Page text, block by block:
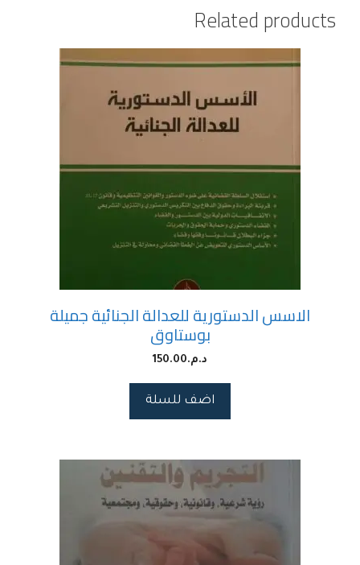
Related products
الاسس الدستورية للعدالة الجنائية جميلة
بوستاوق
د.م.150.00
اضف للسلة